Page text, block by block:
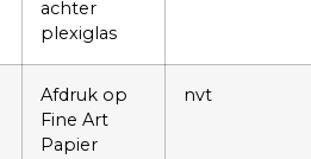
achter
plexiglas
Afdruk op
Fine Art
Papier
nvt